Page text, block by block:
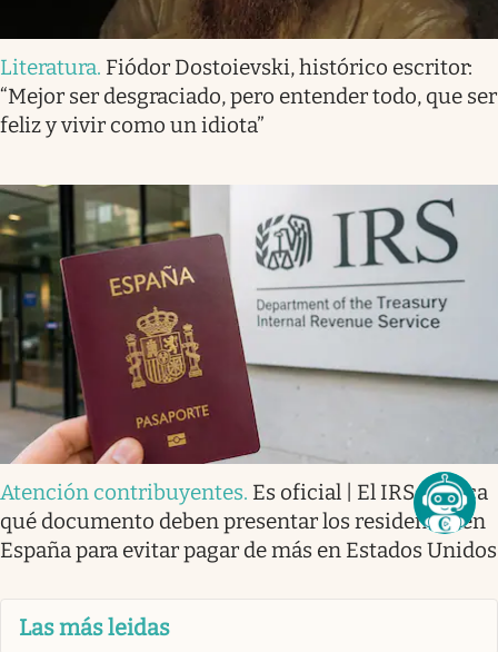
Literatura. Fiódor Dostoievski, histórico escritor:
“Mejor ser desgraciado, pero entender todo, que ser
feliz y vivir como un idiota”
Atención contribuyentes. Es oficial | El IRS explica
qué documento deben presentar los residentes en
España para evitar pagar de más en Estados Unidos
Las más leidas